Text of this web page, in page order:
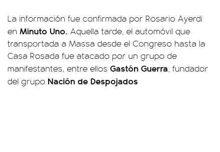
La información fue confirmada por Rosario Ayerdi
en Minuto Uno. Aquella tarde, el automóvil que
transportada a Massa desde el Congreso hasta la
Casa Rosada fue atacado por un grupo de
manifestantes, entre ellos Gastón Guerra , fundador
del grupo Nación de Despojados